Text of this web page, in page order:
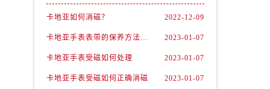
卡地亚如何消磁？ 2022-12-09
卡地亚手表表带的保养方法有哪些？ 2023-01-07
卡地亚手表受磁如何处理 2023-01-07
卡地亚手表受磁如何正确消磁 2023-01-07